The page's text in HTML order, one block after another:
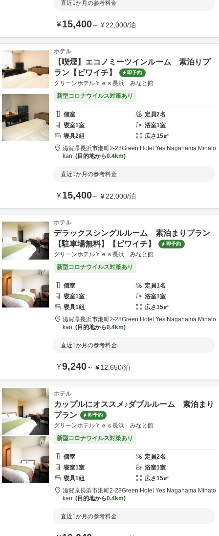
直近1か月の参考料金
¥15,400～ ¥22,000/泊
ホテル
【喫煙】エコノミーツインルーム 素泊りプ
ラン【ビワイチ】
即予約
グリーンホテルＹｅｓ長浜 みなと館
新型コロナウイルス対策あり
個室 定員2名
寝室1室 浴室1室
寝具2組 広さ15㎡
滋賀県長浜市港町2-28Green Hotel Yes Nagahama Minato
kan
目的地から0.4km
直近1か月の参考料金
¥15,400～ ¥22,000/泊
ホテル
デラックスシングルルーム 素泊まりプラン
【駐車場無料】【ビワイチ】
即予約
グリーンホテルＹｅｓ長浜 みなと館
新型コロナウイルス対策あり
個室 定員1名
寝室1室 浴室1室
寝具1組 広さ15㎡
滋賀県長浜市港町2-28Green Hotel Yes Nagahama Minato
kan
目的地から0.4km
直近1か月の参考料金
¥9,240～ ¥12,650/泊
ホテル
カップルにオススメ♪ダブルルーム 素泊まり
プラン
即予約
グリーンホテルＹｅｓ長浜 みなと館
新型コロナウイルス対策あり
個室 定員2名
寝室1室 浴室1室
寝具1組 広さ15㎡
滋賀県長浜市港町2-28Green Hotel Yes Nagahama Minato
kan
目的地から0.4km
直近1か月の参考料金